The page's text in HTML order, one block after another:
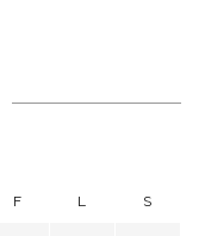
F L S